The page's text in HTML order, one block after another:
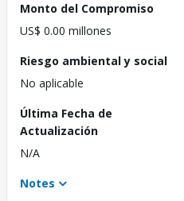
Monto del Compromiso
US$ 0.00 millones
Riesgo ambiental y social
No aplicable
Última Fecha de
Actualización
N/A
Notes